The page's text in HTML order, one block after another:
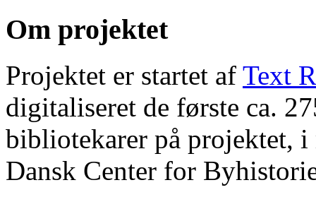
Om projektet
Projektet er startet af Text
digitaliseret de første ca.
bibliotekarer på projektet, i
Dansk Center for